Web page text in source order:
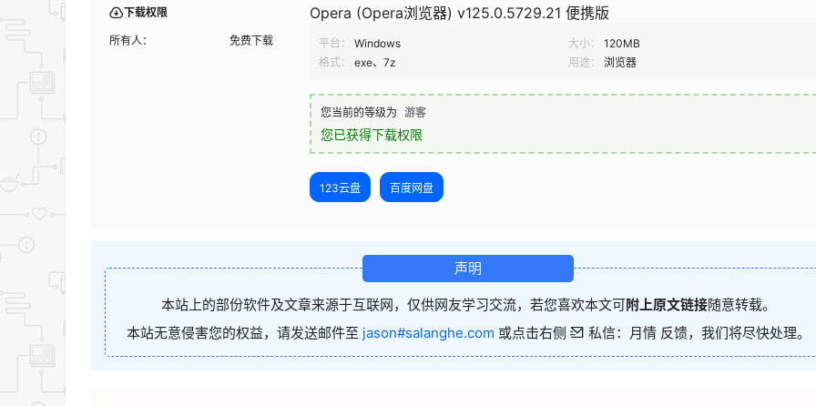
下载权限
所有人： 免费下载
Opera (Opera浏览器) v125.0.5729.21 便携版
平台： Windows 大小：
120MB
格式：
exe、7z 用途： 浏览器
您当前的等级为 游客
您已获得下载权限
123云盘 百度网盘
声明
本站上的部份软件及文章来源于互联网，仅供网友学习交流，若您喜欢本文可附上原文链接随意转载。
本站无意侵害您的权益，请发送邮件至 jason#salanghe.com 或点击右侧 私信：月情 反馈，我们将尽快处理。